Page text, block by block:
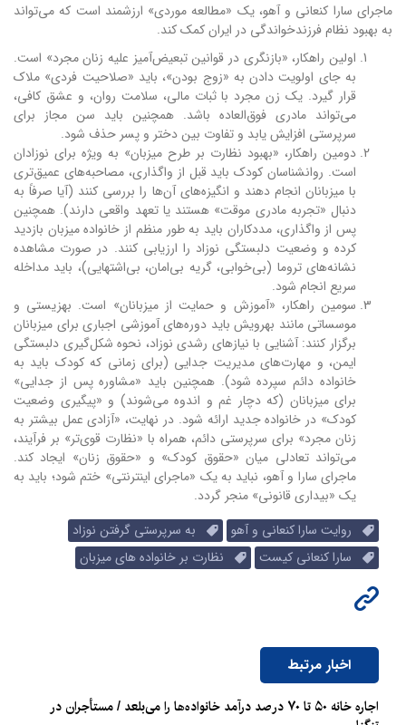
ماجرای سارا کنعانی و آهو، یک «مطالعه موردی» ارزشمند است که می‌تواند
به بهبود نظام فرزندخواندگی در ایران کمک کند.
اولین راهکار، «بازنگری در قوانین تبعیض‌آمیز علیه زنان مجرد» است.
به جای اولویت دادن به «زوج بودن»، باید «صلاحیت فردی» ملاک
قرار گیرد. یک زن مجرد با ثبات مالی، سلامت روان، و عشق کافی،
می‌تواند مادری فوق‌العاده باشد. همچنین باید سن مجاز برای
سرپرستی افزایش یابد و تفاوت بین دختر و پسر حذف شود.
دومین راهکار، «بهبود نظارت بر طرح میزبان» به ویژه برای نوزادان
است. روانشناسان کودک باید قبل از واگذاری، مصاحبه‌های عمیق‌تری
با میزبانان انجام دهند و انگیزه‌های آن‌ها را بررسی کنند (آیا صرفاً به
دنبال «تجربه مادری موقت» هستند یا تعهد واقعی دارند). همچنین
پس از واگذاری، مددکاران باید به طور منظم از خانواده میزبان بازدید
کرده و وضعیت دلبستگی نوزاد را ارزیابی کنند. در صورت مشاهده
نشانه‌های تروما (بی‌خوابی، گریه بی‌امان، بی‌اشتهایی)، باید مداخله
سریع انجام شود.
سومین راهکار، «آموزش و حمایت از میزبانان» است. بهزیستی و
موسساتی مانند بهرویش باید دوره‌های آموزشی اجباری برای میزبانان
برگزار کنند: آشنایی با نیازهای رشدی نوزاد، نحوه شکل‌گیری دلبستگی
ایمن، و مهارت‌های مدیریت جدایی (برای زمانی که کودک باید به
خانواده دائم سپرده شود). همچنین باید «مشاوره پس از جدایی»
برای میزبانان (که دچار غم و اندوه می‌شوند) و «پیگیری وضعیت
کودک» در خانواده جدید ارائه شود. در نهایت، «آزادی عمل بیشتر به
زنان مجرد» برای سرپرستی دائم، همراه با «نظارت قوی‌تر» بر فرآیند،
می‌تواند تعادلی میان «حقوق کودک» و «حقوق زنان» ایجاد کند.
ماجرای سارا و آهو، نباید به یک «ماجرای اینترنتی» ختم شود؛ باید به
یک «بیداری قانونی» منجر گردد.
روایت سارا کنعانی و آهو
به سرپرستی گرفتن نوزاد
سارا کنعانی کیست
نظارت بر خانواده های میزبان
اخبار مرتبط
اجاره خانه ۵۰ تا ۷۰ درصد درآمد خانواده‌ها را می‌بلعد / مستأجران در